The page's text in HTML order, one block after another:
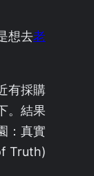
想去老
有採購
。結果
：真實
Truth)